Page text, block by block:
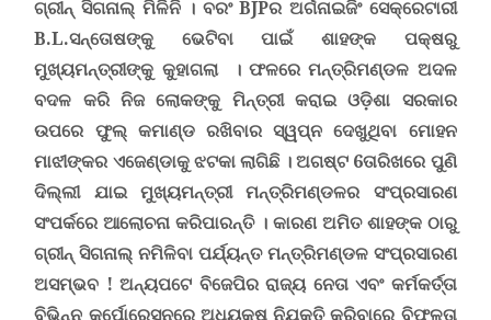
ଗ୍ରୀନ୍ ସିଗନାଲ୍ ମିଳିନି । ବରଂBJPର ଅର୍ଗନାଇଜିଂ ସେକ୍ରେଟାରୀ
B.L.ସନ୍ତୋଷଙ୍କୁ ଭେଟିବା ପାଇଁ ଶାହଙ୍କ ପକ୍ଷରୁ
ମୁଖ୍ୟମନ୍ତ୍ରୀଙ୍କୁ କୁହାଗଲା । ଫଳରେ ମନ୍ତ୍ରିମଣ୍ଡଳ ଅଦଳ
ବଦଳ କରି ନିଜ ଲୋକଙ୍କୁ ମିନ୍ତ୍ରୀ କରାଇ ଓଡ଼ିଶା ସରକାର
ଉପରେ ଫୁଲ୍ କମାଣ୍ଡ ରଖିବାର ସ୍ୱପ୍ନ ଦେଖୁଥିବା ମୋହନ
ମାଝୀଙ୍କର ଏଜେଣ୍ଡାକୁ ଝଟକା ଲାଗିଛି । ଅଗଷ୍ଟ 6ତାରିଖରେ ପୁଣି
ଦିଲ୍ଲୀ ଯାଇ ମୁଖ୍ୟମନ୍ତ୍ରୀ ମନ୍ତ୍ରିମଣ୍ଡଳର ସଂପ୍ରସାରଣ
ସଂପର୍କରେ ଆଲୋଚନା କରିପାରନ୍ତି । କାରଣ ଅମିତ ଶାହଙ୍କ ଠାରୁ
ଗ୍ରୀନ୍ ସିଗନାଲ୍ ନମିଳିବା ପର୍ଯ୍ୟନ୍ତ ମନ୍ତ୍ରିମଣ୍ଡଳ ସଂପ୍ରସାରଣ
ଅସମ୍ଭବ !ଅନ୍ୟପଟେ ବିଜେପିର ରାଜ୍ୟ ନେତା ଏବଂ କର୍ମକର୍ତ୍ତା
ବିଭିନ୍ନ କର୍ପୋରେସନରେ ଅଧ୍ୟକ୍ଷ ନିଯୁକ୍ତି କରିବାରେ ବିଫଳତା